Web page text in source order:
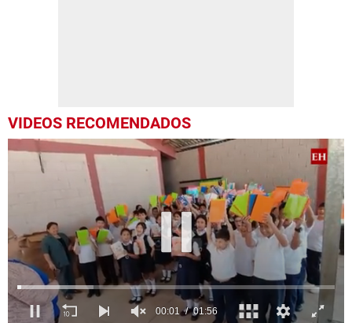
VIDEOS RECOMENDADOS